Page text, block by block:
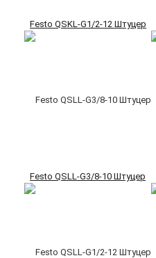
Festo QSKL-G1/2-12 Штуцер
Festo QSLL-G3/8-10 Штуцер